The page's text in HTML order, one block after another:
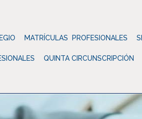
MATRÍCULAS PROFESIONALES
QUINTA CIRCUNSCRIPCIÓN